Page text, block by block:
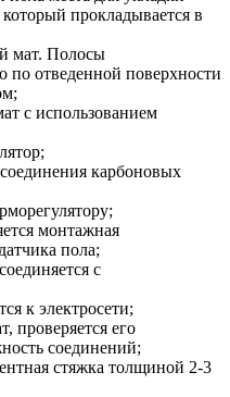
прокладывается в
мат. Полосы
по отведенной поверхности
с использованием
карбоновых
монтажная
пола;
с
к электросети;
проверяется его
соединений;
стяжка толщиной 2-3